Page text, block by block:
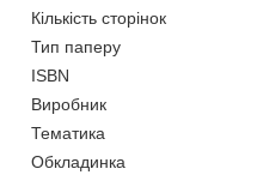
Кількість сторінок
Тип паперу
ISBN
Виробник
Тематика
Обкладинка